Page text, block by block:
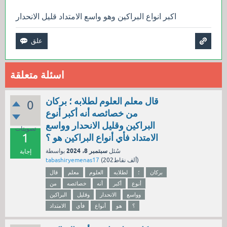
اكبر انواع البراكين وهو واسع الامتداد قليل الانحدار
اسئلة متعلقة
0
تصويتات
1
إجابة
قال معلم العلوم لطلابه ؛ بركان
من خصائصه أنه أكبر أنوع
البراكين وقليل الانحدار وواسع
الامتداد فأي أنواع البراكين هو ؟
سُئل سبتمبر 8، 2024
بواسطة
tabashiryemenas17 ( 202ألفنقاط)
قال معلم العلوم لطلابه ؛
بركان
من
خصائصه أنه أكبر
أنوع
البراكين
وقليل الانحدار
وواسع
الامتداد
فأي أنواع هو ؟